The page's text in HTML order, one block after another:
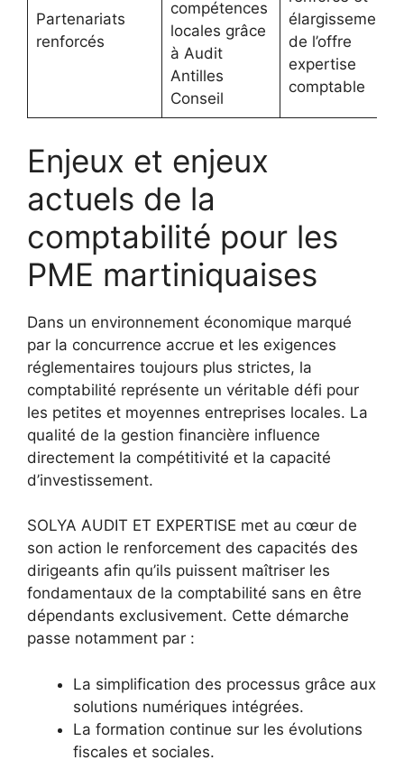
Partenariats
renforcés
compétences
locales grâce
à Audit
Antilles
Conseil
élargissement
de l’offre
expertise
comptable
Enjeux et enjeux
actuels de la
comptabilité pour les
PME martiniquaises
Dans un environnement économique marqué
par la concurrence accrue et les exigences
réglementaires toujours plus strictes, la
comptabilité représente un véritable défi pour
les petites et moyennes entreprises locales. La
qualité de la gestion financière influence
directement la compétitivité et la capacité
d’investissement.
SOLYA AUDIT ET EXPERTISE met au cœur de
son action le renforcement des capacités des
dirigeants afin qu’ils puissent maîtriser les
fondamentaux de la comptabilité sans en être
dépendants exclusivement. Cette démarche
passe notamment par :
La simplification des processus grâce aux
solutions numériques intégrées.
La formation continue sur les évolutions
fiscales et sociales.